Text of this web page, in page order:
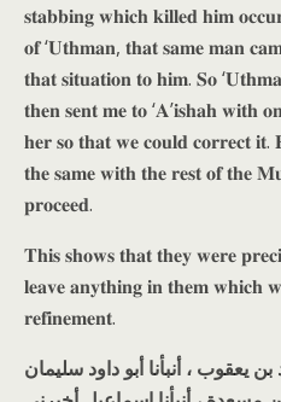
𝐬𝐭𝐚𝐛𝐛𝐢𝐧𝐠 𝐰𝐡𝐢𝐜𝐡 𝐤𝐢𝐥𝐥𝐞𝐝 𝐡𝐢𝐦
𝐨𝐟 ‘𝐔𝐭𝐡𝐦𝐚𝐧, 𝐭𝐡𝐚𝐭 𝐬𝐚𝐦𝐞 𝐦𝐚𝐧
𝐭𝐡𝐚𝐭 𝐬𝐢𝐭𝐮𝐚𝐭𝐢𝐨𝐧 𝐭𝐨 𝐡𝐢𝐦. 𝐒𝐨
𝐭𝐡𝐞𝐧 𝐬𝐞𝐧𝐭 𝐦𝐞 𝐭𝐨 ‘𝐀’𝐢𝐬𝐡𝐚𝐡 𝐰𝐢𝐭𝐡
𝐡𝐞𝐫 𝐬𝐨 𝐭𝐡𝐚𝐭 𝐰𝐞 𝐜𝐨𝐮𝐥𝐝 𝐜𝐨𝐫𝐫𝐞𝐜𝐭
𝐭𝐡𝐞 𝐬𝐚𝐦𝐞 𝐰𝐢𝐭𝐡 𝐭𝐡𝐞 𝐫𝐞𝐬𝐭 𝐨𝐟 𝐭𝐡𝐞
𝐩𝐫𝐨𝐜𝐞𝐞𝐝.
𝐓𝐡𝐢𝐬 𝐬𝐡𝐨𝐰𝐬 𝐭𝐡𝐚𝐭 𝐭𝐡𝐞𝐲 𝐰𝐞𝐫𝐞
𝐥𝐞𝐚𝐯𝐞 𝐚𝐧𝐲𝐭𝐡𝐢𝐧𝐠 𝐢𝐧 𝐭𝐡𝐞𝐦 𝐰𝐡𝐢𝐜𝐡
𝐫𝐞𝐟𝐢𝐧𝐞𝐦𝐞𝐧𝐭.
يعقوب ، أنبأنا أبو داود سليمان